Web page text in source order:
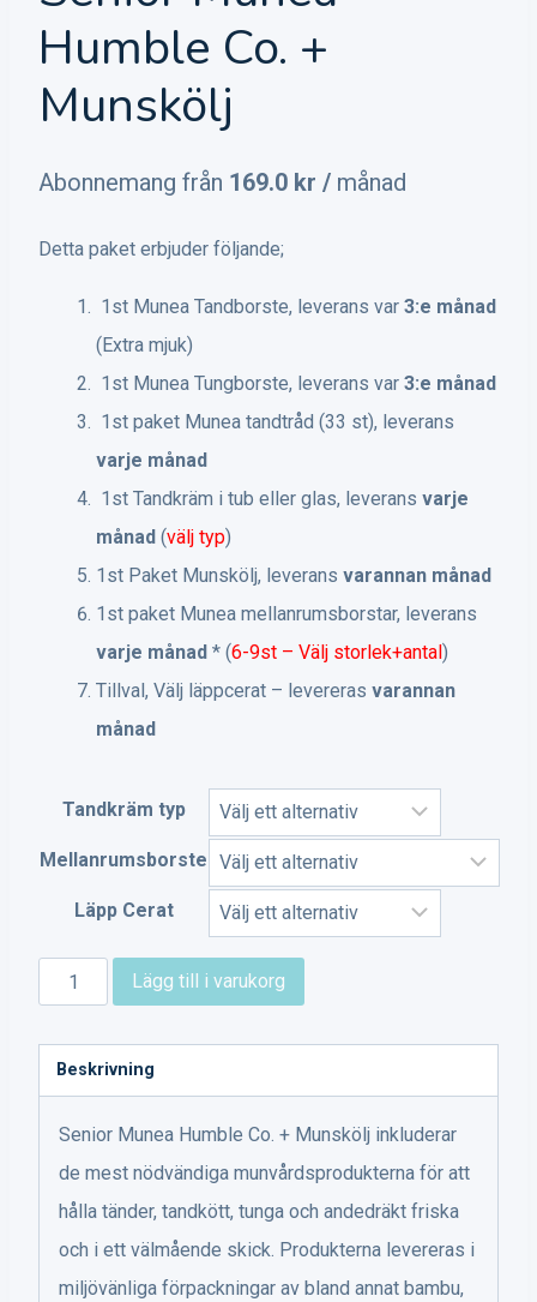
Humble Co. +
Munskölj
Abonnemang från 169.0 kr / månad
Detta paket erbjuder följande;
1st Munea Tandborste, leverans var 3:e månad
(Extra mjuk)
1st Munea Tungborste, leverans var 3:e månad
1st paket Munea tandtråd (33 st), leverans
varje månad
1st Tandkräm i tub eller glas, leverans varje
månad (välj typ)
1st Paket Munskölj, leverans varannan månad
1st paket Munea mellanrumsborstar, leverans
varje månad * (6-9st – Välj storlek+antal)
Tillval, Välj läppcerat – levereras varannan
månad
Tandkräm typ
Mellanrumsborste
Läpp Cerat
Senior
Munea
-
Humble
Co.
Munskölj
mängd
Lägg till i varukorg
Beskrivning
Senior Munea Humble Co. + Munskölj inkluderar
de mest nödvändiga munvårdsprodukterna för att
hålla tänder, tandkött, tunga och andedräkt friska
och i ett välmående skick. Produkterna levereras i
miljövänliga förpackningar av bland annat bambu,